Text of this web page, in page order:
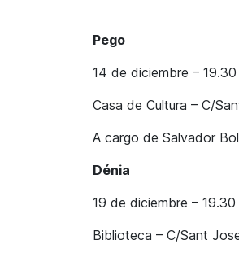
Pego
14 de diciembre – 19.30
Casa de Cultura – C/
A cargo de Salvador
Dénia
19 de diciembre – 19.30
Biblioteca – C/Sant